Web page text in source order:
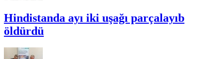
Hindistanda ayı iki uşağı parçalayıb
öldürdü